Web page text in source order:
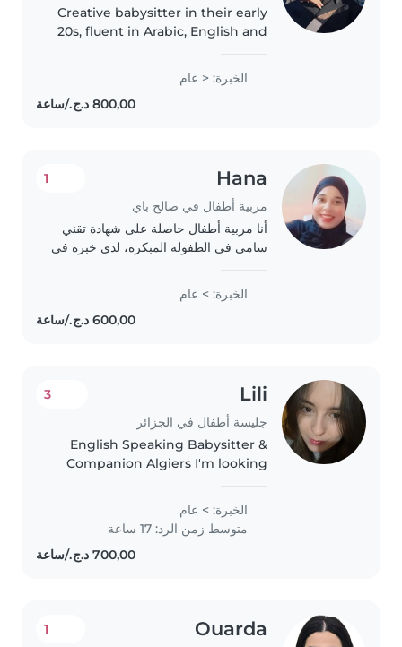
Creative babysitter in their early
20s, fluent in Arabic, English and
experience engaging
preschoolers through games,
crafts and music. Comfortable..
الخبرة: < عام
Hana
مربية أطفال في صالح باي
1
أنا مربية أطفال حاصلة على شهادة تقني
سامي في الطفولة المبكرة، لدي خبرة في
والاهتمام بإخوتي وأطفال من العائلة. أحب
العمل مع الأطفال وأحرص على توفير..
الخبرة: > عام
Lili
جليسة أطفال في الجزائر
3
English Speaking Babysitter &
Companion Algiers I'm looking
Hydra, El Biar, Ben Aknoun, El
Achour, or Draria. I am a fluent
English speaker and a..
الخبرة: > عام
متوسط زمن الرد: 17 ساعة
Ouarda
1